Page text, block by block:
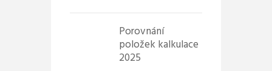
Porovnání
položek kalkulace
2025